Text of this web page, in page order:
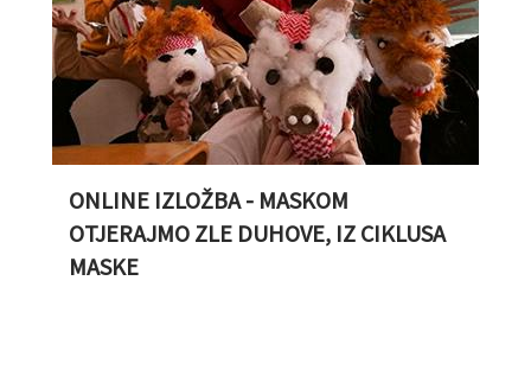
ONLINE IZLOŽBA - MASKOM
OTJERAJMO ZLE DUHOVE, IZ CIKLUSA
MASKE